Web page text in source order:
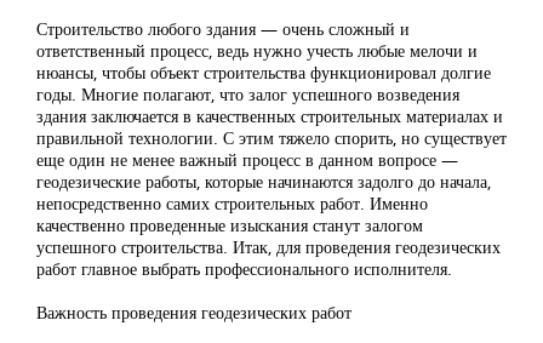
Строительство любого здания — очень сложный и
ответственный процесс, ведь нужно учесть любые мелочи и
нюансы, чтобы объект строительства функционировал долгие
годы. Многие полагают, что залог успешного возведения
здания заключается в качественных строительных материалах и
правильной технологии. С этим тяжело спорить, но существует
еще один не менее важный процесс в данном вопросе —
геодезические работы, которые начинаются задолго до начала,
непосредственно самих строительных работ. Именно
качественно проведенные изыскания станут залогом
успешного строительства. Итак, для проведения геодезических
работ главное выбрать профессионального исполнителя.
Важность проведения геодезических работ